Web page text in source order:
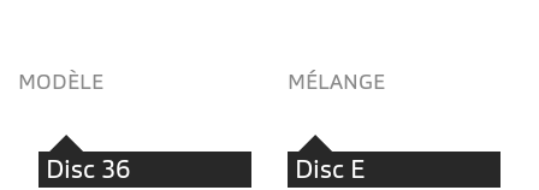
MODÈLE MÉLANGE
Disc 36 Disc E